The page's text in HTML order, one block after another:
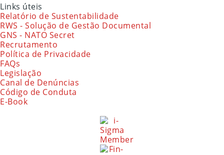
Links úteis
Relatório de Sustentabilidade
RWS - Solução de Gestão Documental
GNS - NATO Secret
Recrutamento
Política de Privacidade
FAQs
Legislação
Canal de Denúncias
Código de Conduta
E-Book